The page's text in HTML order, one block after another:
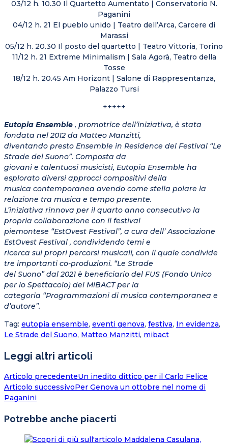
03/12 h. 10.30 Il Quartetto Aumentato | Conservatorio N.
Paganini
04/12 h. 21 El pueblo unido | Teatro dell’Arca, Carcere di
Marassi
05/12 h. 20.30 Il posto del quartetto | Teatro Vittoria, Torino
11/12 h. 21 Extreme Minimalism | Sala Agorà, Teatro della
Tosse
18/12 h. 20.45 Am Horizont | Salone di Rappresentanza,
Palazzo Tursi
+++++
Eutopia Ensemble , promotrice dell’iniziativa, è stata
fondata nel 2012 da Matteo Manzitti,
diventando presto Ensemble in Residence del Festival “Le
Strade del Suono”. Composta da
giovani e talentuosi musicisti, Eutopia Ensemble ha
esplorato diversi approcci compositivi della
musica contemporanea avendo come stella polare la
relazione tra musica e tempo presente.
L’iniziativa rinnova per il quarto anno consecutivo la
propria collaborazione con il festival
piemontese “EstOvest Festival”, a cura dell’ Associazione
EstOvest Festival , condividendo temi e
ricerca sui propri percorsi musicali, con il quale condivide
tre importanti co-produzioni. “Le Strade
del Suono” dal 2021 è beneficiario del FUS (Fondo Unico
per lo Spettacolo) del MiBACT per la
categoria “Programmazioni di musica contemporanea e
d’autore”.
Tag: eutopia ensemble, eventi genova, festiva, In evidenza,
Le Strade del Suono, Matteo Manzitti, mibact
Leggi altri articoli
Articolo precedenteUn inedito dittico per il Carlo Felice
Articolo successivoPer Genova un ottobre nel nome di
Paganini
Potrebbe anche piacerti